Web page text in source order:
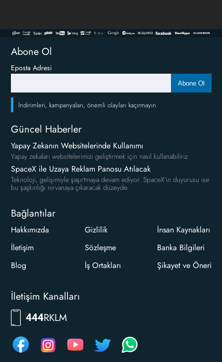
Abone Ol
Eposta Adresi
Abone Ol
İndirimleri, kampanyaları, önemli olayları kaçırmayın.
Güncel Haberler
Yapay Zekanın Websitelerinde Kullanımı
Yapay zekaları websitelerimizi geliştirmek için nasıl kullanabiliriz
SpaceX ile Uzaya Reklam Panosu Atılacak
Teknoloji, gelişimiyle şaşırtmaya devam ediyor. SpaceX'in duyurusu ise
bu şaşkınlığı nirvanaya çıkaracak düzeyde.
Bağlantılar
Hakkımızda
İletişim
Blog
Gizlilik
Sözleşme
İş Ortakları
İnsan Kaynakları
Banka Bilgileri
Şikayet ve Öneri
İletişim Kanalları
444RKLM